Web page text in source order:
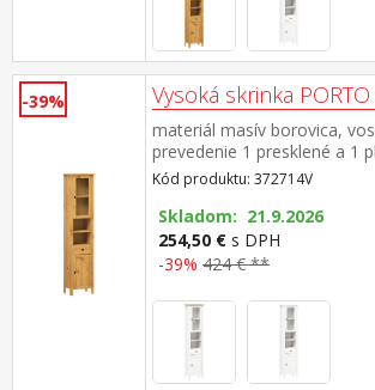
-39% Vysoká skrinka
materiál masív borovica,
prevedenie 1 presklené a 1
každými 1 polica 2 niky, 1
pojazdmi maximálne
návode na montáž súčasť
vosk
Kód produktu: 372714V
Skladom: 21.9.2026
254,50 € s DPH
-39% 424 € **